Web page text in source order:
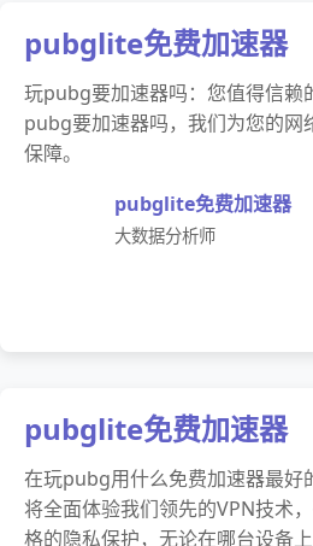
pubglite免费加速器
玩pubg要加速器吗：您值得信赖
pubg要加速器吗，我们为您的网
保障。
pubglite免费加速器
大数据分析师
pubglite免费加速器
在玩pubg用什么免费加速器最好
将全面体验我们领先的VPN技术
格的隐私保护，无论在哪台设备上